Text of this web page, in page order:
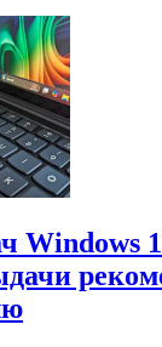
Windows